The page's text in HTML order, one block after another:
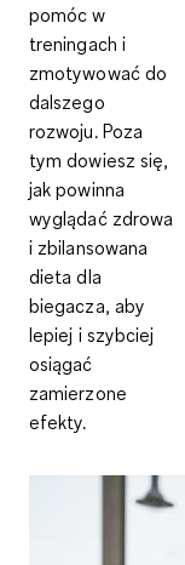
pomóc w
treningach i
zmotywować do
dalszego
rozwoju. Poza
tym dowiesz się,
jak powinna
wyglądać zdrowa
i zbilansowana
dieta dla
biegacza, aby
lepiej i szybciej
osiągać
zamierzone
efekty.